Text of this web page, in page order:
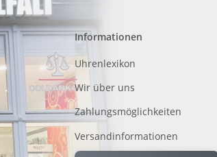
Informationen
Uhrenlexikon
Wir über uns
Zahlungsmöglichkeiten
Versandinformationen